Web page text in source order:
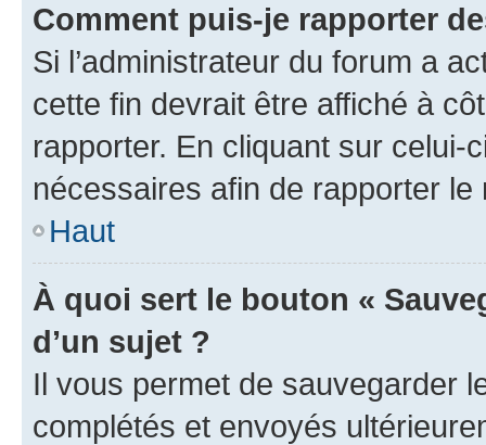
Comment puis-je rapporter
Si l’administrateur du forum a
cette fin devrait être affiché à
rapporter. En cliquant sur
nécessaires afin de rapporter le
Haut
À quoi sert le bouton «
d’un sujet ?
Il vous permet de sauvegarder
complétés et envoyés